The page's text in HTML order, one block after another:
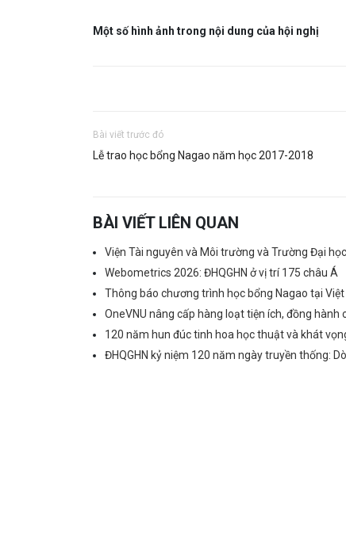
Một số hình ảnh trong nội dung của hội nghị
Bài viết trước đó
Lễ trao học bổng Nagao năm học 2017-2018
BÀI VIẾT LIÊN QUAN
Viện Tài nguyên và Môi trường và Trường Đại
Webometrics 2026: ĐHQGHN ở vị trí 175 châu Á
Thông báo chương trình học bổng Nagao tại
OneVNU nâng cấp hàng loạt tiện ích, đồng hành
120 năm hun đúc tinh hoa học thuật và khát
ĐHQGHN kỷ niệm 120 năm ngày truyền thống: